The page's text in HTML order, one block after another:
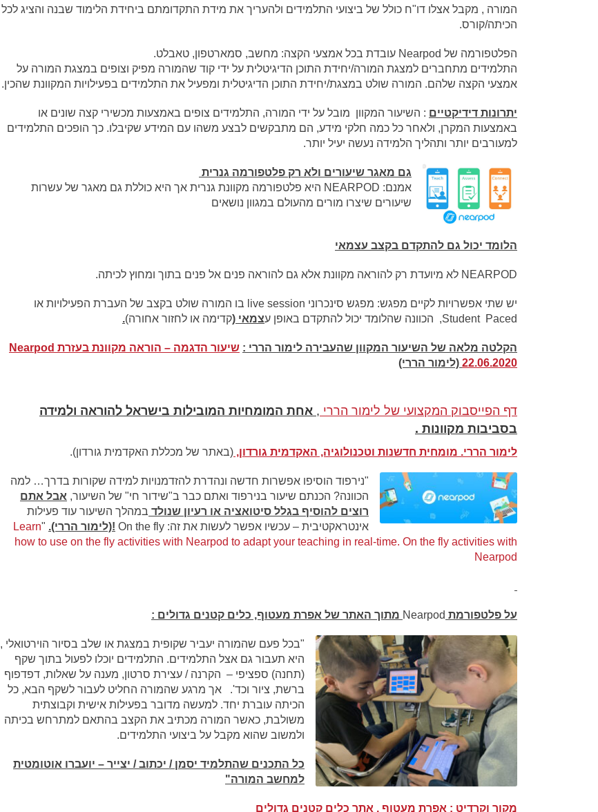
המורה , מקבל אצלו דו"ח כולל של ביצועי התלמידים ולהעריך את מידת התקדומתם ביחידת הלימוד שבנה והציג לכל
הכיתה/קורס.
הפלטפורמה של Nearpod עובדת בכל אמצעי הקצה: מחשב, סמארטפון, טאבלט.
התלמידים מתחברים למצגת המורה/יחידת התוכן הדיגיטלית על ידי קוד שהמורה מפיק וצופים במצגת המורה על
אמצעי הקצה שלהם. המורה שולט במצגת/יחידת התוכן הדיגיטלית ומפעיל את התלמידים בפעילויות המקוונת שהכין.
יתרונות דידיקטיים : השיעור המקוון מובל על ידי המורה, התלמידים צופים באמצעות מכשירי קצה שונים או
באמצעות המקרן, ולאחר כל כמה חלקי מידע, הם מתבקשים לבצע משהו עם המידע שקיבלו. כך הופכים התלמידים
למעורבים יותר ותהליך הלמידה נעשה יעיל יותר.
גם מאגר שיעורים ולא רק פלטפורמה גנרית
אמנם: NEARPOD היא פלטפורמה מקוונת גנרית אך היא כוללת גם מאגר של עשרות
שיעורים שיצרו מורים מהעולם במגוון נושאים
הלומד יכול גם להתקדם בקצב עצמאי
NEARPOD לא מיועדת רק להוראה מקוונת אלא גם להוראה פנים אל פנים בתוך ומחוץ לכיתה.
יש שתי אפשרויות לקיים מפגש: מפגש סינכרוני live session בו המורה שולט בקצב של העברת הפעילויות או
Student Paced, הכוונה שהלומד יכול להתקדם באופן ע
צמאי (קדימה או לחזור אחורה).
הקלטה מלאה של השיעור המקוון שהעבירה לימור הררי :
שיעור הדגמה – הוראה מקוונת בעזרת Nearpod
22.06.2020 (לימור הררי)
דף הפייסבוק המקצועי של לימור הררי , אחת המומחיות המובילות בישראל להוראה ולמידה
בסביבות מקוונות .
לימור הררי. מומחית חדשנות וטכנולוגיה, האקדמית גורדון, (באתר של מכללת האקדמית גורדון).
"נירפוד הוסיפו אפשרות חדשה ונהדרת להזדמנויות למידה שקורות בדרך… למה
הכוונה? הכנתם שיעור בנירפוד ואתם כבר ב"שידור חי" של השיעור, אבל אתם
רוצים להוסיף בגלל סיטואציה או רעיון שנולד במהלך השיעור עוד פעילות
אינטראקטיבית – עכשיו אפשר לעשות את זה: On the fly
!(לימור הררי). "
Learn
how to use on the fly activities with Nearpod to adapt your teaching in real-time. On the fly activities with
Nearpod
על פלטפורמת Nearpod מתוך האתר של אפרת מעטוף, כלים קטנים גדולים :
"בכל פעם שהמורה יעביר שקופית במצגת או שלב בסיור הוירטואלי ,
היא תעבור גם אצל התלמידים. התלמידים יוכלו לפעול בתוך שקף
(תחנה) ספציפי – הקרנה / עצירת סרטון, מענה על שאלות, דפדפוף
ברשת, ציור וכד'. אך מרגע שהמורה החליט לעבור לשקף הבא, כל
הכיתה עוברת יחד. למעשה מדובר בפעילות אישית וקבוצתית
משולבת, כאשר המורה מכתיב את הקצב בהתאם למתרחש בכיתה
ולמשוב שהוא מקבל על ביצועי התלמידים.
כל התכנים שהתלמיד יסמן / יכתוב / יצייר – יועברו אוטומטית
למחשב המורה"
מקור וקרדיט : אפרת מעטוף , אתר כלים קטנים גדולים